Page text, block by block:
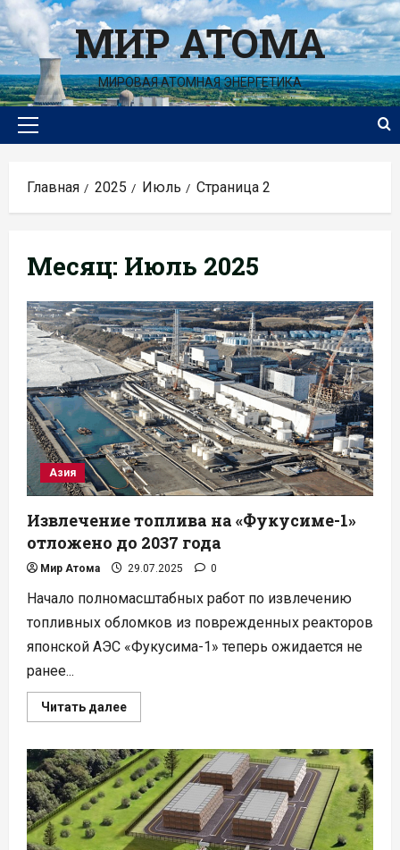
Перейти
к
содержимомуМИР АТОМА
МИРОВАЯ АТОМНАЯ ЭНЕРГЕТИКА
Основное
Главная 2025 Июль Страница 2
Месяц: Июль 2025
Азия
Извлечение топлива на «Фукусиме-1»
отложено до 2037 года
Мир Атома 29.07.2025 0
Начало полномасштабных работ по извлечению
топливных обломков из поврежденных реакторов
японской АЭС «Фукусима-1» теперь ожидается не
ранее...
Читать далееПрочитать
больше
топлива
на
«Фукусиме-1»
отложено
до
2037
года